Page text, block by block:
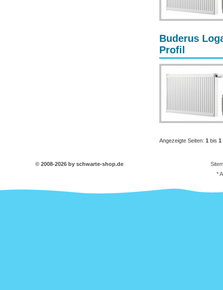
Buderus
Profil
Angezeigte Seiten: 1 bis 1
© 2008-2026 by schwarte-shop.de
*